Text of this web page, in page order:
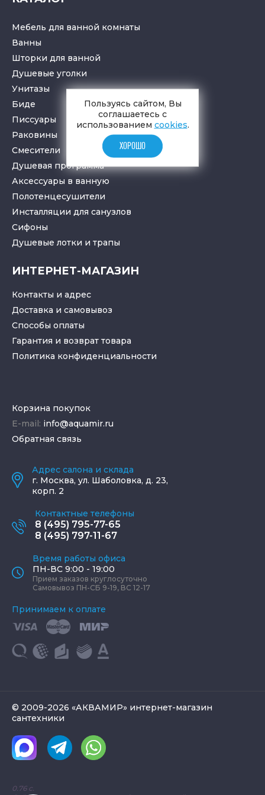
Мебель для ванной комнаты
Ванны
Шторки для ванной
Душевые уголки
Унитазы
Биде
Писсуары
Раковины
Смесители
Душевая программа
Аксессуары в ванную
Полотенцесушители
Инсталляции для санузлов
Cифоны
Душевые лотки и трапы
ИНТЕРНЕТ-МАГАЗИН
Контакты и адрес
Доставка и самовывоз
Способы оплаты
Гарантия и возврат товара
Политика конфиденциальности
Корзина покупок
E-mail: info@aquamir.ru
Обратная связь
Адрес салона и склада
г. Москва, ул. Шаболовка, д. 23,
корп. 2
Контактные телефоны
8 (495) 795-77-65
8 (495) 797-11-67
Время работы офиса
ПН-ВС 9:00 - 19:00
Прием заказов круглосуточно
Самовывоз ПН-СБ 9-19, ВС 12-17
Принимаем к оплате
© 2009-2026 «АКВАМИР» интернет-магазин
сантехники
0.76 с.
Пользуясь сайтом, Вы
соглашаетесь с
использованием cookies.
ХОРОШО